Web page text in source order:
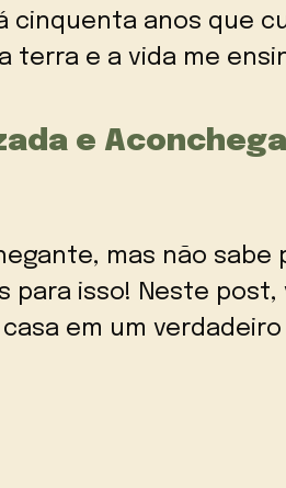
cinquenta anos que
terra e a vida me
e
mas não sabe
para isso! Neste post,
em um